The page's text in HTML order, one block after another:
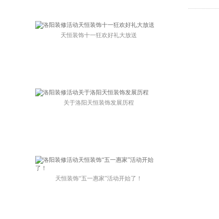
天恒装饰十一狂欢好礼大放送
关于洛阳天恒装饰发展历程
天恒装饰“五一惠家”活动开始了！